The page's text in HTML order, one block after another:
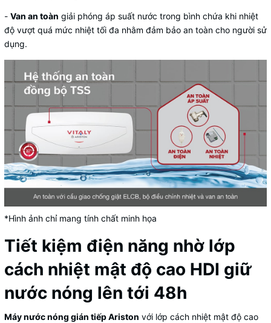
- Van an toàn giải phóng áp suất nước trong bình chứa khi nhiệt
độ vượt quá mức nhiệt tối đa nhằm đảm bảo an toàn cho người sử
dụng.
*Hình ảnh chỉ mang tính chất minh họa
Tiết kiệm điện năng nhờ lớp
cách nhiệt mật độ cao HDI giữ
nước nóng lên tới 48h
Máy nước nóng gián tiếp Ariston với lớp cách nhiệt mật độ cao